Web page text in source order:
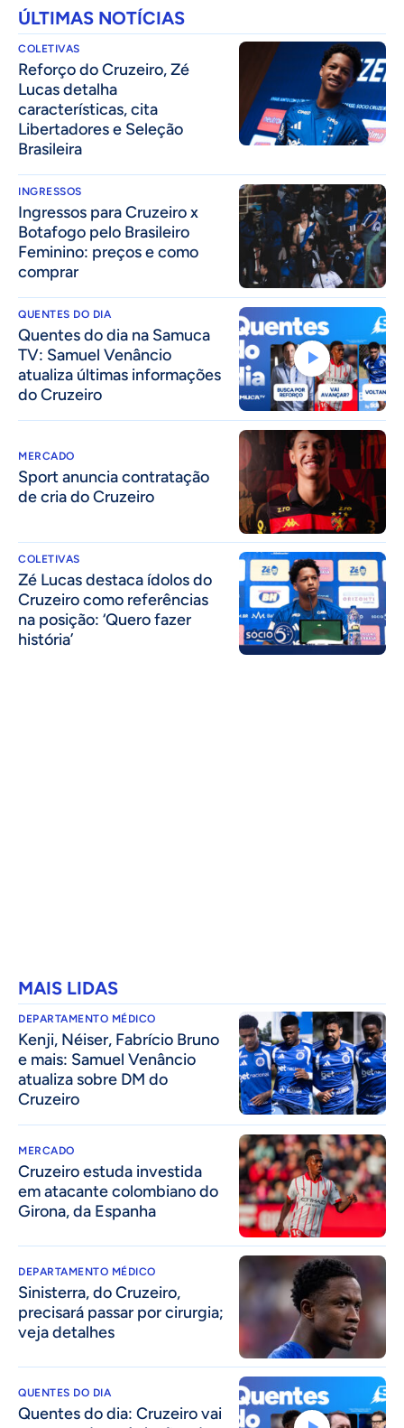
ÚLTIMAS NOTÍCIAS
COLETIVAS
⁠Reforço do Cruzeiro, Zé
Lucas detalha
características, cita
Libertadores e Seleção
Brasileira
INGRESSOS
Ingressos para Cruzeiro x
Botafogo pelo Brasileiro
Feminino: preços e como
comprar
QUENTES DO DIA
Quentes do dia na Samuca
TV: Samuel Venâncio
atualiza últimas informações
do Cruzeiro
MERCADO
Sport anuncia contratação
de cria do Cruzeiro
COLETIVAS
Zé Lucas destaca ídolos do
Cruzeiro como referências
na posição: ‘Quero fazer
história’
MAIS LIDAS
DEPARTAMENTO MÉDICO
Kenji, Néiser, Fabrício Bruno
e mais: Samuel Venâncio
atualiza sobre DM do
Cruzeiro
MERCADO
Cruzeiro estuda investida
em atacante colombiano do
Girona, da Espanha
DEPARTAMENTO MÉDICO
Sinisterra, do Cruzeiro,
precisará passar por cirurgia;
veja detalhes
QUENTES DO DIA
Quentes do dia: Cruzeiro vai